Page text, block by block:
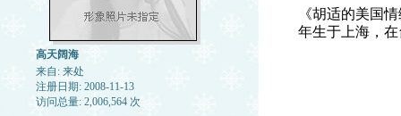
高天阔海
来自: 来处
注册日期: 2008-11-13
访问总量: 2,006,564 次
《胡适的美国
年生于上海，